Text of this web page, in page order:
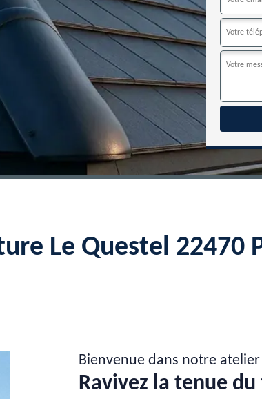
Le Questel 22470
Bienvenue dans notre atelier
Ravivez la tenue